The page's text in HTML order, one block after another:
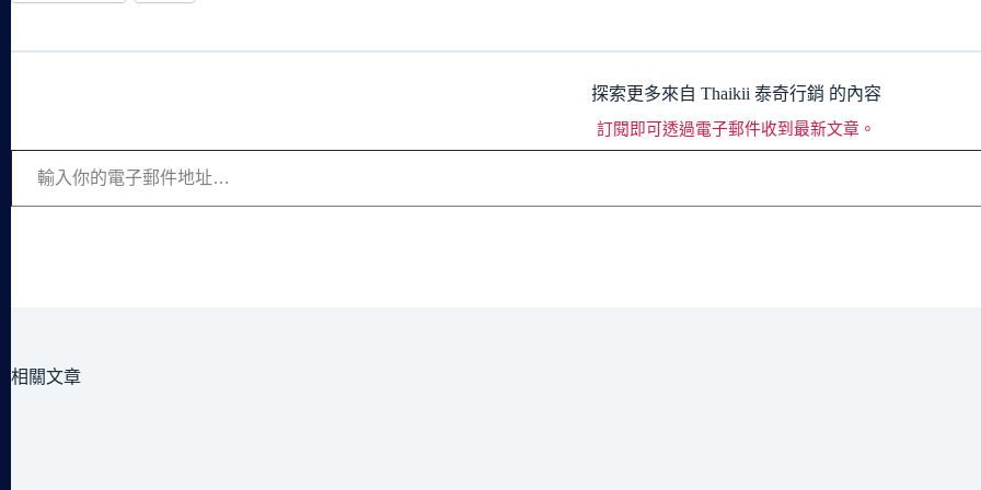
探索更多來自 Thaikii 泰奇行銷 的內容
訂閱即可透過電子郵件收到最新文章。
輸入你的電子郵件地址…
相關文章